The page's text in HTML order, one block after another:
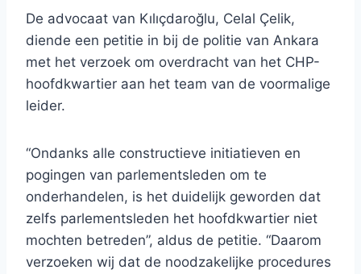
De advocaat van Kılıçdaroğlu, Celal Çelik,
diende een petitie in bij de politie van Ankara
met het verzoek om overdracht van het CHP-
hoofdkwartier aan het team van de voormalige
leider.
“Ondanks alle constructieve initiatieven en
pogingen van parlementsleden om te
onderhandelen, is het duidelijk geworden dat
zelfs parlementsleden het hoofdkwartier niet
mochten betreden”, aldus de petitie. “Daarom
verzoeken wij dat de noodzakelijke procedures